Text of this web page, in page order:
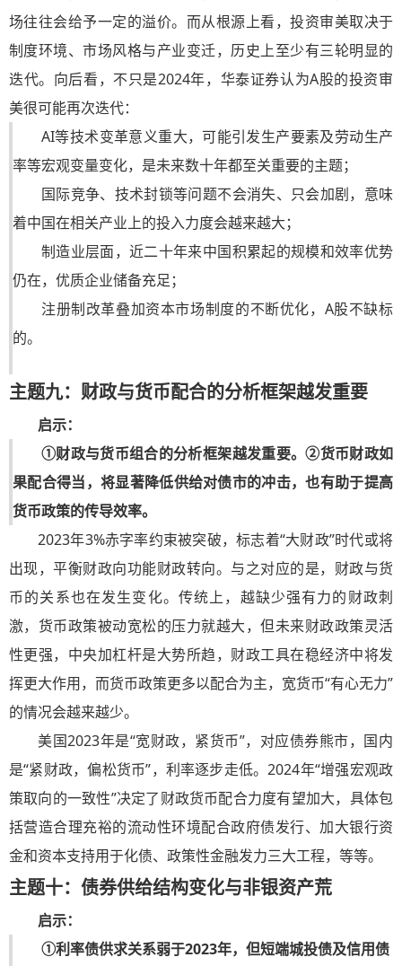
场往往会给予一定的溢价。而从根源上看，投资审美取决于
制度环境、市场风格与产业变迁，历史上至少有三轮明显的
迭代。向后看，不只是2024年，华泰证券认为A股的投资审
美很可能再次迭代：
AI等技术变革意义重大，可能引发生产要素及劳动生产
率等宏观变量变化，是未来数十年都至关重要的主题；
国际竞争、技术封锁等问题不会消失、只会加剧，意味
着中国在相关产业上的投入力度会越来越大；
制造业层面，近二十年来中国积累起的规模和效率优势
仍在，优质企业储备充足；
注册制改革叠加资本市场制度的不断优化，A股不缺标
的。
主题九：财政与货币配合的分析框架越发重要
启示：
①财政与货币组合的分析框架越发重要。②货币财政如
果配合得当，将显著降低供给对债市的冲击，也有助于提高
货币政策的传导效率。
2023年3%赤字率约束被突破，标志着“大财政”时代或将
出现，平衡财政向功能财政转向。与之对应的是，财政与货
币的关系也在发生变化。传统上，越缺少强有力的财政刺
激，货币政策被动宽松的压力就越大，但未来财政政策灵活
性更强，中央加杠杆是大势所趋，财政工具在稳经济中将发
挥更大作用，而货币政策更多以配合为主，宽货币“有心无力”
的情况会越来越少。
美国2023年是“宽财政，紧货币”，对应债券熊市，国内
是“紧财政，偏松货币”，利率逐步走低。2024年“增强宏观政
策取向的一致性”决定了财政货币配合力度有望加大，具体包
括营造合理充裕的流动性环境配合政府债发行、加大银行资
金和资本支持用于化债、政策性金融发力三大工程，等等。
主题十：债券供给结构变化与非银资产荒
启示：
①利率债供求关系弱于2023年，但短端城投债及信用债